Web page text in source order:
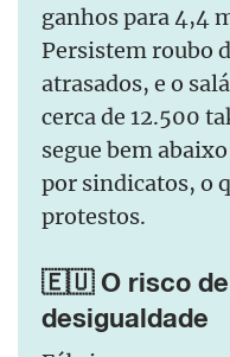
ganhos para 4,4
Persistem roubo
atrasados, e o
cerca de 12.500
segue bem
por sindicatos, o
protestos.
🇪🇺 O risco de
desigualdade